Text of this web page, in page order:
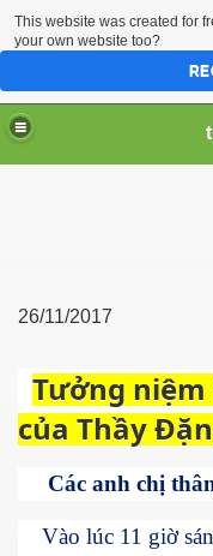
26/11/2017
Tưởng
của Thầy
Các anh chị
Vào lúc 11 giờ
This website was created for
your own website too?